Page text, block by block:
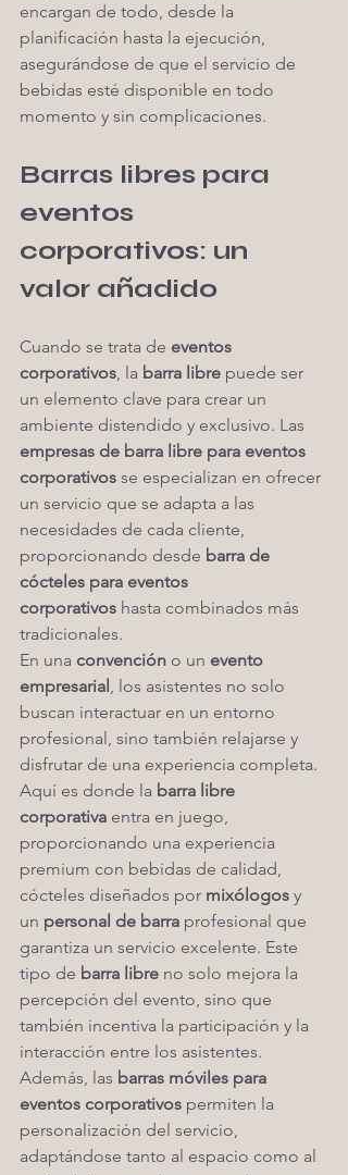
encargan de todo, desde la
planificación hasta la ejecución,
asegurándose de que el servicio de
bebidas esté disponible en todo
momento y sin complicaciones.
Barras libres para
eventos
corporativos: un
valor añadido
Cuando se trata de eventos
corporativos, la barra libre puede ser
un elemento clave para crear un
ambiente distendido y exclusivo. Las
empresas de barra libre para eventos
corporativos se especializan en ofrecer
un servicio que se adapta a las
necesidades de cada cliente,
proporcionando desde barra de
cócteles para eventos
corporativos hasta combinados más
tradicionales.
En una convención o un evento
empresarial, los asistentes no solo
buscan interactuar en un entorno
profesional, sino también relajarse y
disfrutar de una experiencia completa.
Aquí es donde la barra libre
corporativa entra en juego,
proporcionando una experiencia
premium con bebidas de calidad,
cócteles diseñados por mixólogos y
un personal de barra profesional que
garantiza un servicio excelente. Este
tipo de barra libre no solo mejora la
percepción del evento, sino que
también incentiva la participación y la
interacción entre los asistentes.
Además, las barras móviles para
eventos corporativos permiten la
personalización del servicio,
adaptándose tanto al espacio como al